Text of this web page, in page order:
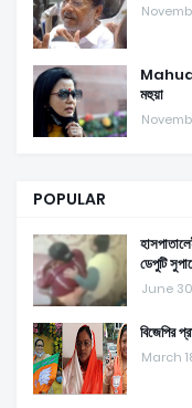
Mahua:
মহুয়া
POPULAR
ডেপুটি
June
বিজেপির
March